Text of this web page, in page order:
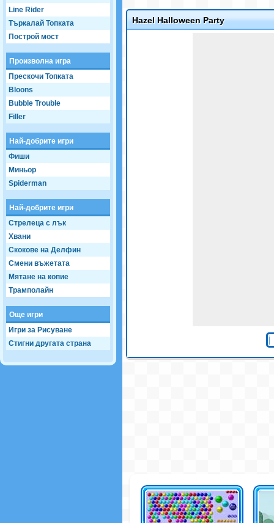
Line Rider
Търкалай Топката
Построй мост
Произволна игра
Прескочи Топката
Bloons
Bubble Trouble
Filler
Най-добрите игри
Фиши
Миньор
Spiderman
Най-добрите игри
Стрелеца с лък
Хвани
Скокове на Делфин
Смени въжетата
Мятане на копие
Трамполайн
Още игри
Игри за Рисуване
Стигни другата страна
Hazel Halloween Party